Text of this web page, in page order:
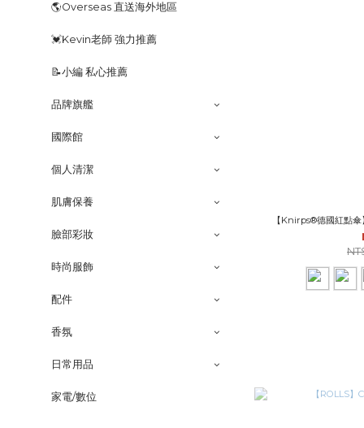
🌎Overseas 直送海外地區
💓️Kevin老師 強力推薦
📝小編 私心推薦
品牌旗艦
國際館
個人清潔
肌膚保養
臉部彩妝
時尚服飾
配件
香氛
日常用品
家電/數位
【Knirps®德國紅點